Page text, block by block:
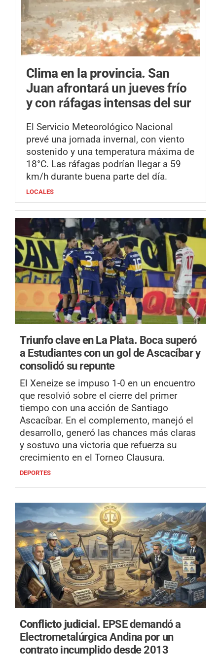
Clima en la provincia. San
Juan afrontará un jueves frío
y con ráfagas intensas del sur
El Servicio Meteorológico Nacional
prevé una jornada invernal, con viento
sostenido y una temperatura máxima de
18°C. Las ráfagas podrían llegar a 59
km/h durante buena parte del día.
LOCALES
Triunfo clave en La Plata. Boca superó
a Estudiantes con un gol de Ascacíbar y
consolidó su repunte
El Xeneize se impuso 1-0 en un encuentro
que resolvió sobre el cierre del primer
tiempo con una acción de Santiago
Ascacíbar. En el complemento, manejó el
desarrollo, generó las chances más claras
y sostuvo una victoria que refuerza su
crecimiento en el Torneo Clausura.
DEPORTES
Conflicto judicial. EPSE demandó a
Electrometalúrgica Andina por un
contrato incumplido desde 2013